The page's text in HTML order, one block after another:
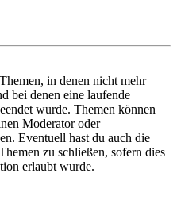
in denen nicht mehr
bei denen eine laufende
wurde. Themen können
Moderator oder
Eventuell hast du auch die
zu schließen, sofern dies
erlaubt wurde.